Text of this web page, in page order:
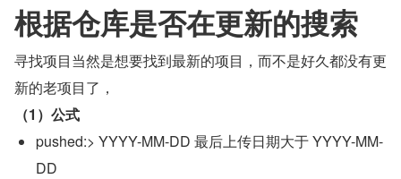
根据仓库是否在更新的搜索
寻找项目当然是想要找到最新的项目，而不是好久都没有更
新的老项目了，
（1）公式
pushed:> YYYY-MM-DD 最后上传日期大于 YYYY-MM-
DD